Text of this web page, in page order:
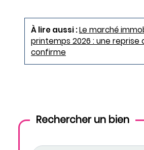
À lire aussi :Le marché
printemps 2026 : une reprise
confirme
Rechercher un bien